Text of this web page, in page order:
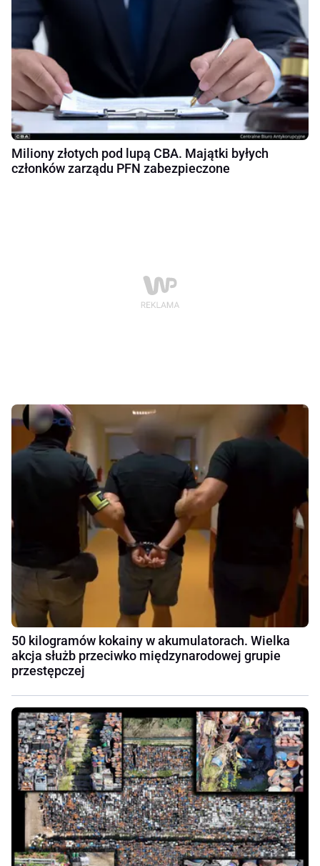
Miliony złotych pod lupą CBA. Majątki byłych
członków zarządu PFN zabezpieczone
50 kilogramów kokainy w akumulatorach. Wielka
akcja służb przeciwko międzynarodowej grupie
przestępczej